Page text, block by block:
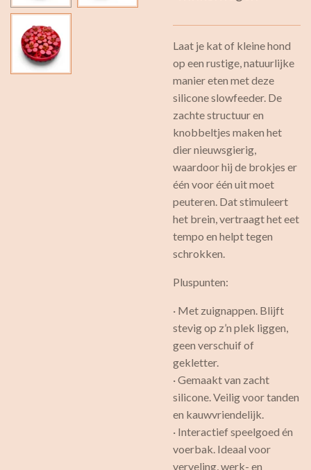
Laat je kat of kleine hond
op een rustige, natuurlijke
manier eten met deze
silicone slowfeeder. De
zachte structuur en
knobbeltjes maken het
dier nieuwsgierig,
waardoor hij de brokjes er
één voor één uit moet
peuteren. Dat stimuleert
het brein, vertraagt het eet
tempo en helpt tegen
schrokken.
Pluspunten:
· Met zuignappen. Blijft
stevig op z’n plek liggen,
geen verschuif of
gekletter.
· Gemaakt van zacht
silicone. Veilig voor tanden
en kauwvriendelijk.
· Interactief speelgoed én
voerbak. Ideaal voor
verveling, werk- en